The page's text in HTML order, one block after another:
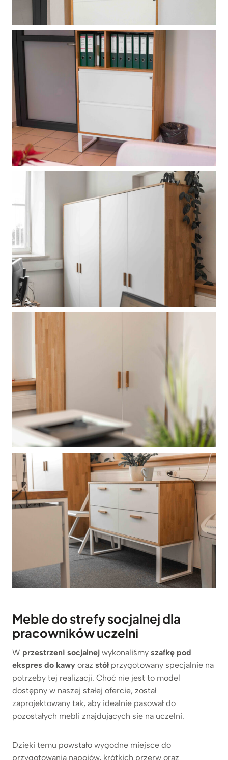
Meble do strefy socjalnej dla
pracowników uczelni
W przestrzeni socjalnej wykonaliśmy szafkę pod
ekspres do kawy oraz stół przygotowany specjalnie na
potrzeby tej realizacji. Choć nie jest to model
dostępny w naszej stałej ofercie, został
zaprojektowany tak, aby idealnie pasował do
pozostałych mebli znajdujących się na uczelni.
Dzięki temu powstało wygodne miejsce do
przygotowania napojów, krótkich przerw oraz